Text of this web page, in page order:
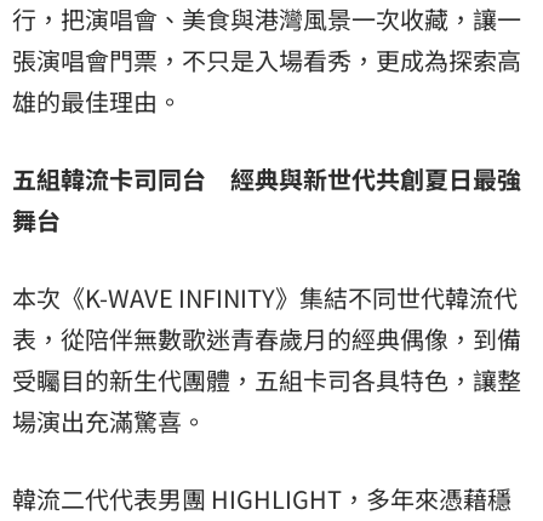
行，把演唱會、美食與港灣風景一次收藏，讓一
張演唱會門票，不只是入場看秀，更成為探索高
雄的最佳理由。
五組韓流卡司同台 經典與新世代共創夏日最強
舞台
本次《K-WAVE INFINITY》集結不同世代韓流代
表，從陪伴無數歌迷青春歲月的經典偶像，到備
受矚目的新生代團體，五組卡司各具特色，讓整
場演出充滿驚喜。
韓流二代代表男團 HIGHLIGHT，多年來憑藉穩